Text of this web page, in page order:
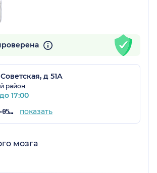
д 51А
район
17:00
+7 (342) 214-05-53 показать
мозга